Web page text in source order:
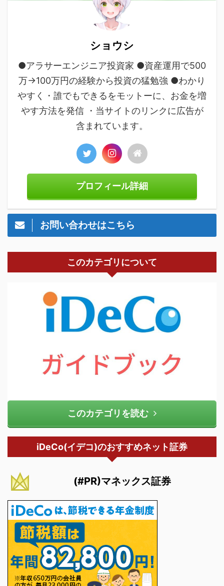
ショウシ
●アラサーエンジニア投資家 ●資産運用で500
万→100万円の経験から投資の猛勉強 ●わかり
やすく・誰でもできるをモットーに、お金を増
やす方法を発信 ・当サイトのリンクに広告が
含まれています。
プロフィール詳細
お問い合わせはこちら
このカテゴリについて
このカテゴリを読む
iDeCo(イデコ)のおすすめネット証券
(#PR)マネックス証券